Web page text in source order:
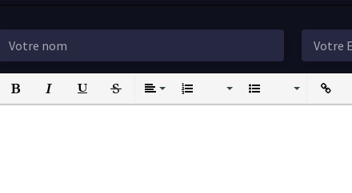
Bold Italic UnderlineStrikethrough
AlignOrdered List Unordered ListInsert